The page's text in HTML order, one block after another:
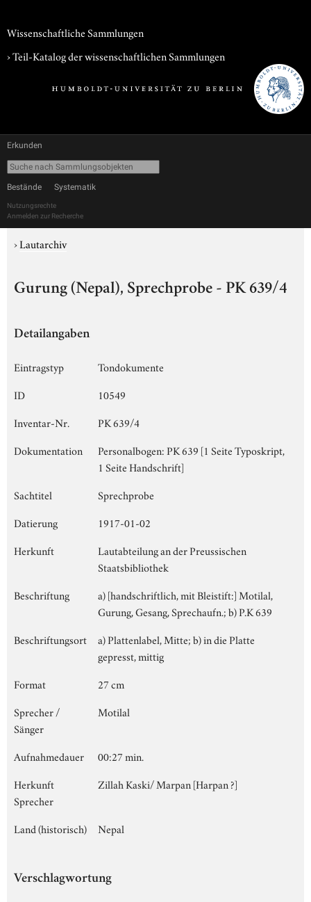
Wissenschaftliche Sammlungen
› Teil-Katalog der wissenschaftlichen Sammlungen
Erkunden
Bestände Systematik
Nutzungsrechte
Anmelden zur Recherche
›Lautarchiv
Gurung (Nepal), Sprechprobe - PK 639/4
Detailangaben
Eintragstyp
Tondokumente
ID
10549
Inventar-Nr.
PK 639/4
Dokumentation
Personalbogen: PK 639 [1 Seite Typoskript,
1 Seite Handschrift]
Sachtitel
Sprechprobe
Datierung
1917-01-02
Herkunft
Lautabteilung an der Preussischen
Staatsbibliothek
Beschriftung
a) [handschriftlich, mit Bleistift:] Motilal,
Gurung, Gesang, Sprechaufn.; b) P.K 639
Beschriftungsort
a) Plattenlabel, Mitte; b) in die Platte
gepresst, mittig
Format
27 cm
Sprecher /
Sänger
Motilal
Aufnahmedauer
00:27 min.
Herkunft
Sprecher
Zillah Kaski/ Marpan [Harpan ?]
Land (historisch) Nepal
Verschlagwortung